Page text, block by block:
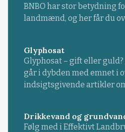
BNBO har stor betydning
landmænd, og her får du
Glyphosat
Glyphosat – gift eller
går i dybden med emnet i
indsigtsgivende artikler
Drikkevand og
Følg med i Effektivt